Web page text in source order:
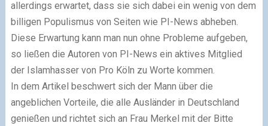
allerdings erwartet, dass sie sich dabei ein wenig von dem
billigen Populismus von Seiten wie PI-News abheben.
Diese Erwartung kann man nun ohne Probleme aufgeben,
so ließen die Autoren von PI-News ein aktives Mitglied
der Islamhasser von Pro Köln zu Worte kommen.
In dem Artikel beschwert sich der Mann über die
angeblichen Vorteile, die alle Ausländer in Deutschland
genießen und richtet sich an Frau Merkel mit der Bitte